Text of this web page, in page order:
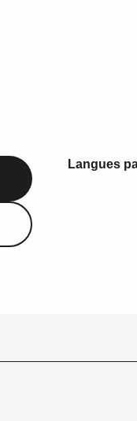
Langues
Langues